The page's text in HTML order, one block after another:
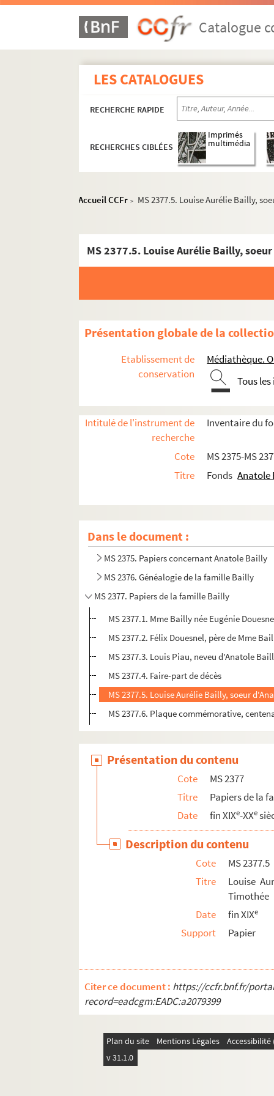
Catalogue
LES CATALOGUES
RECHERCHE RAPIDE
RECHERCHES CIBLÉES
Imprimés
multimédia
Accueil CCFr > MS 2377.5. Louise Aurélie Bailly,
MS 2377.5. Louise Aurélie Bailly,
Présentation globale de la
Etablissement de
conservation
Médiathèque.
Tous
Intitulé de l'instrument de
recherche
Inventaire du
Cote
MS 2375-MS
Titre
Fonds Anatole
Dans le document :
MS 2375. Papiers concernant Anatole Bailly
MS 2376. Généalogie de la famille Bailly
MS 2377. Papiers de la famille Bailly
MS 2377.1. Mme Bailly née Eugénie
MS 2377.2. Félix Douesnel, père de Mme
MS 2377.3. Louis Piau, neveu d'Anatole
MS 2377.4. Faire-part de décès
MS 2377.5. Louise Aurélie Bailly, soeur
MS 2377.6. Plaque commémorative,
Présentation du contenu
Cote
MS 2377
Titre
Papiers de la
Date
fin XIXe-XXe
Description du contenu
Cote
MS 2377.5
Titre
Louise
Timothée
Date
fin XIXe
Support Papier
Citer ce document : https://ccfr.bnf.fr/
record=eadcgm:EADC:a2079399
Plan du site Mentions Légales
v 31.1.0